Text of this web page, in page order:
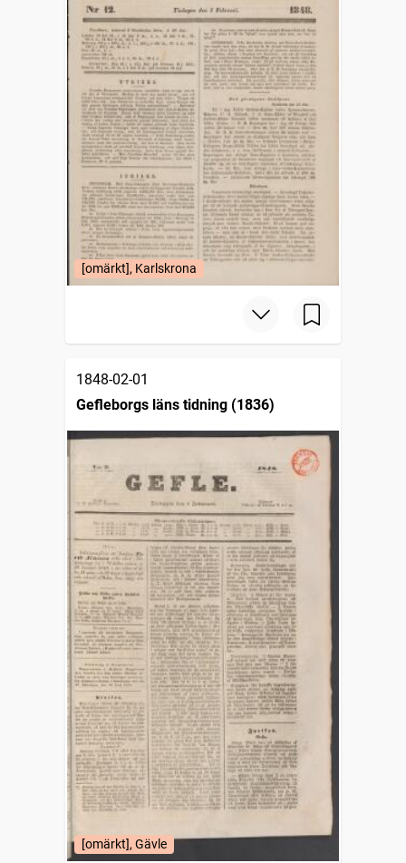
[omärkt], Karlskrona
1848-02-01
Gefleborgs läns tidning (1836)
[omärkt], Gävle